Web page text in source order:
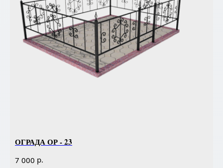
ОГРАДА ОР - 23
7 000 р.